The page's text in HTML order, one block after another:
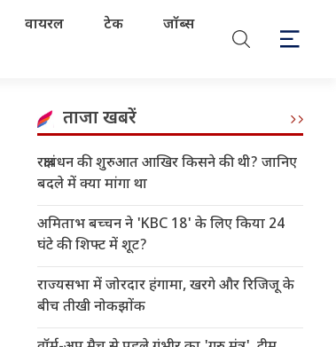
वायरल टेक जॉब्स
ताजा खबरें
रक्षाबंधन की शुरुआत आखिर किसने की थी? जानिए
बदले में क्या मांगा था
अमिताभ बच्चन ने 'KBC 18' के लिए किया 24
घंटे की शिफ्ट में शूट?
राज्यसभा में जोरदार हंगामा, खरगे और रिजिजू के
बीच तीखी नोकझोंक